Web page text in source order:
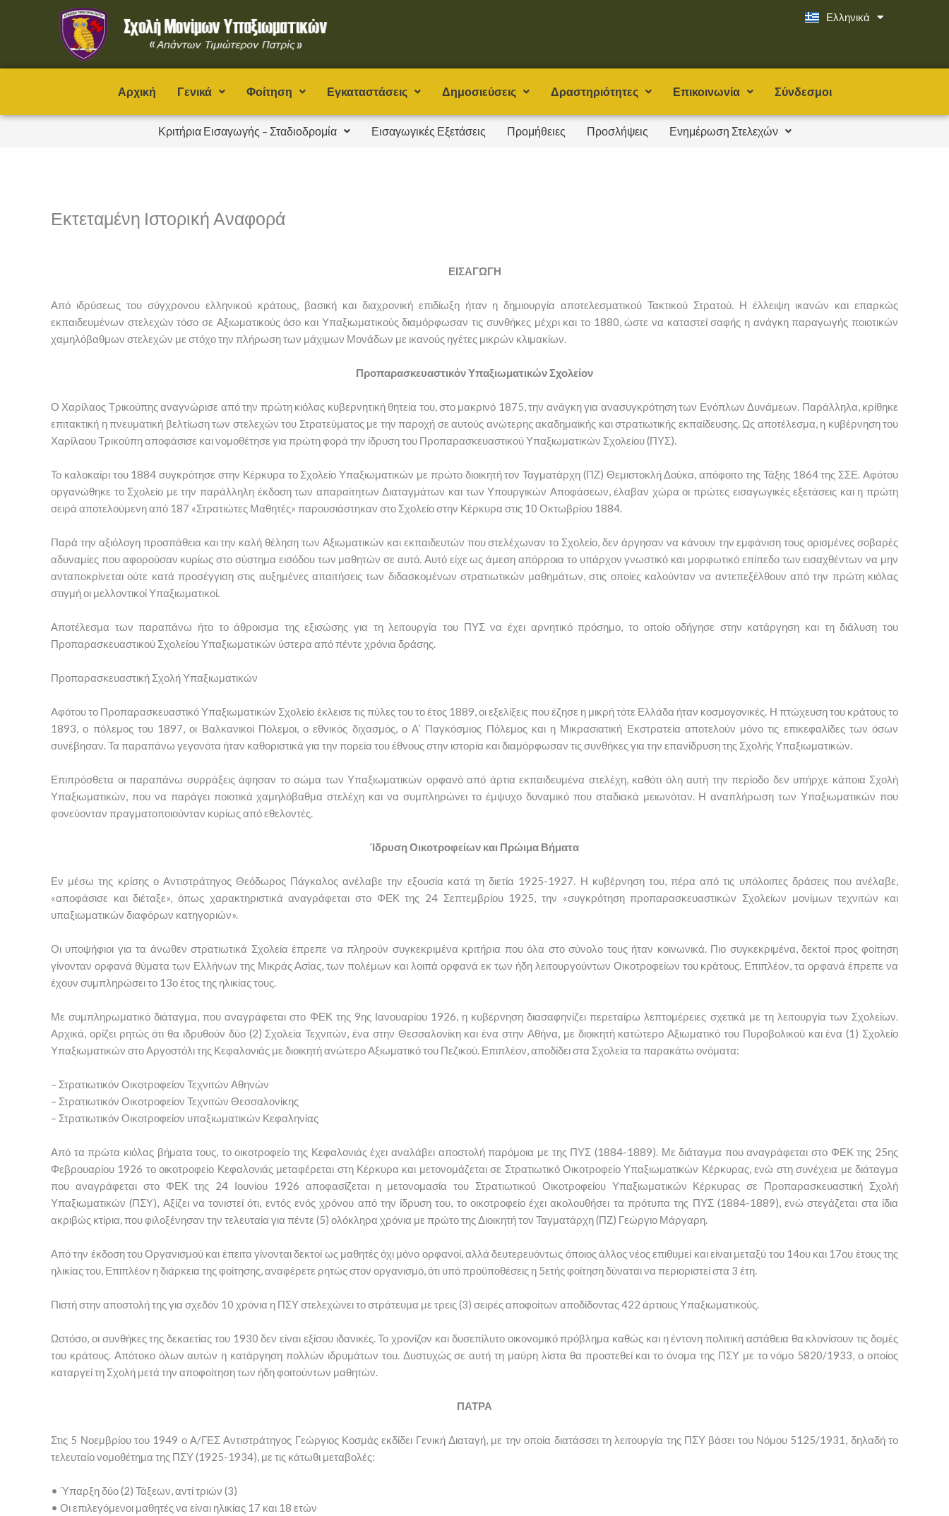
Ελληνικά
English
Αρχική Γενικά Φοίτηση Εγκαταστάσεις Δημοσιεύσεις Δραστηριότητες Επικοινωνία Σύνδεσμοι
Κριτήρια Εισαγωγής – Σταδιοδρομία Εισαγωγικές Εξετάσεις Προμήθειες Προσλήψεις Ενημέρωση Στελεχών
Εκτεταμένη Ιστορική Αναφορά
ΕΙΣΑΓΩΓΗ
Από ιδρύσεως του σύγχρονου ελληνικού κράτους, βασική και διαχρονική επιδίωξη ήταν η δημιουργία αποτελεσματικού Τακτικού Στρατού. Η έλλειψη ικανών και επαρκώς
εκπαιδευμένων στελεχών τόσο σε Αξιωματικούς όσο και Υπαξιωματικούς διαμόρφωσαν τις συνθήκες μέχρι και το 1880, ώστε να καταστεί σαφής η ανάγκη παραγωγής ποιοτικών
χαμηλόβαθμων στελεχών με στόχο την πλήρωση των μάχιμων Μονάδων με ικανούς ηγέτες μικρών κλιμακίων.
Προπαρασκευαστικόν Υπαξιωματικών Σχολείον
Ο Χαρίλαος Τρικούπης αναγνώρισε από την πρώτη κιόλας κυβερνητική θητεία του, στο μακρινό 1875, την ανάγκη για ανασυγκρότηση των Ενόπλων Δυνάμεων. Παράλληλα, κρίθηκε
επιτακτική η πνευματική βελτίωση των στελεχών του Στρατεύματος με την παροχή σε αυτούς ανώτερης ακαδημαϊκής και στρατιωτικής εκπαίδευσης. Ως αποτέλεσμα, η κυβέρνηση του
Χαρίλαου Τρικούπη αποφάσισε και νομοθέτησε για πρώτη φορά την ίδρυση του Προπαρασκευαστικού Υπαξιωματικών Σχολείου (ΠΥΣ).
Το καλοκαίρι του 1884 συγκρότησε στην Κέρκυρα το Σχολείο Υπαξιωματικών με πρώτο διοικητή τον Ταγματάρχη (ΠΖ) Θεμιστοκλή Δούκα, απόφοιτο της Τάξης 1864 της ΣΣΕ. Αφότου
οργανώθηκε το Σχολείο με την παράλληλη έκδοση των απαραίτητων Διαταγμάτων και των Υπουργικών Αποφάσεων, έλαβαν χώρα οι πρώτες εισαγωγικές εξετάσεις και η πρώτη
σειρά αποτελούμενη από 187 «Στρατιώτες Μαθητές» παρουσιάστηκαν στο Σχολείο στην Κέρκυρα στις 10 Οκτωβρίου 1884.
Παρά την αξιόλογη προσπάθεια και την καλή θέληση των Αξιωματικών και εκπαιδευτών που στελέχωναν το Σχολείο, δεν άργησαν να κάνουν την εμφάνιση τους ορισμένες σοβαρές
αδυναμίες που αφορούσαν κυρίως στο σύστημα εισόδου των μαθητών σε αυτό. Αυτό είχε ως άμεση απόρροια το υπάρχον γνωστικό και μορφωτικό επίπεδο των εισαχθέντων να μην
ανταποκρίνεται ούτε κατά προσέγγιση στις αυξημένες απαιτήσεις των διδασκομένων στρατιωτικών μαθημάτων, στις οποίες καλούνταν να αντεπεξέλθουν από την πρώτη κιόλας
στιγμή οι μελλοντικοί Υπαξιωματικοί.
Αποτέλεσμα των παραπάνω ήτο το άθροισμα της εξισώσης για τη λειτουργία του ΠΥΣ να έχει αρνητικό πρόσημο, το οποίο οδήγησε στην κατάργηση και τη διάλυση του
Προπαρασκευαστικού Σχολείου Υπαξιωματικών ύστερα από πέντε χρόνια δράσης.
Προπαρασκευαστική Σχολή Υπαξιωματικών
Αφότου το Προπαρασκευαστικό Υπαξιωματικών Σχολείο έκλεισε τις πύλες του το έτος 1889, οι εξελίξεις που έζησε η μικρή τότε Ελλάδα ήταν κοσμογονικές. Η πτώχευση του κράτους το
1893, ο πόλεμος του 1897, οι Βαλκανικοί Πόλεμοι, ο εθνικός διχασμός, ο Α’ Παγκόσμιος Πόλεμος και η Μικρασιατική Εκστρατεία αποτελούν μόνο τις επικεφαλίδες των όσων
συνέβησαν. Τα παραπάνω γεγονότα ήταν καθοριστικά για την πορεία του έθνους στην ιστορία και διαμόρφωσαν τις συνθήκες για την επανίδρυση της Σχολής Υπαξιωματικών.
Επιπρόσθετα οι παραπάνω συρράξεις άφησαν το σώμα των Υπαξιωματικών ορφανό από άρτια εκπαιδευμένα στελέχη, καθότι όλη αυτή την περίοδο δεν υπήρχε κάποια Σχολή
Υπαξιωματικών, που να παράγει ποιοτικά χαμηλόβαθμα στελέχη και να συμπληρώνει το έμψυχο δυναμικό που σταδιακά μειωνόταν. Η αναπλήρωση των Υπαξιωματικών που
φονεύονταν πραγματοποιούνταν κυρίως από εθελοντές.
Ίδρυση Οικοτροφείων και Πρώιμα Βήματα
Εν μέσω της κρίσης ο Αντιστράτηγος Θεόδωρος Πάγκαλος ανέλαβε την εξουσία κατά τη διετία 1925-1927. Η κυβέρνηση του, πέρα από τις υπόλοιπες δράσεις που ανέλαβε,
«αποφάσισε και διέταξε», όπως χαρακτηριστικά αναγράφεται στο ΦΕΚ της 24 Σεπτεμβρίου 1925, την «συγκρότηση προπαρασκευαστικών Σχολείων μονίμων τεχνιτών και
υπαξιωματικών διαφόρων κατηγοριών».
Οι υποψήφιοι για τα άνωθεν στρατιωτικά Σχολεία έπρεπε να πληρούν συγκεκριμένα κριτήρια που όλα στο σύνολο τους ήταν κοινωνικά. Πιο συγκεκριμένα, δεκτοί προς φοίτηση
γίνονταν ορφανά θύματα των Ελλήνων της Μικράς Ασίας, των πολέμων και λοιπά ορφανά εκ των ήδη λειτουργούντων Οικοτροφείων του κράτους. Επιπλέον, τα ορφανά έπρεπε να
έχουν συμπληρώσει το 13ο έτος της ηλικίας τους.
Με συμπληρωματικό διάταγμα, που αναγράφεται στο ΦΕΚ της 9ης Ιανουαρίου 1926, η κυβέρνηση διασαφηνίζει περεταίρω λεπτομέρειες σχετικά με τη λειτουργία των Σχολείων.
Αρχικά, ορίζει ρητώς ότι θα ιδρυθούν δύο (2) Σχολεία Τεχνιτών, ένα στην Θεσσαλονίκη και ένα στην Αθήνα, με διοικητή κατώτερο Αξιωματικό του Πυροβολικού και ένα (1) Σχολείο
Υπαξιωματικών στο Αργοστόλι της Κεφαλονιάς με διοικητή ανώτερο Αξιωματικό του Πεζικού. Επιπλέον, αποδίδει στα Σχολεία τα παρακάτω ονόματα:
– Στρατιωτικόν Οικοτροφείον Τεχνιτών Αθηνών
– Στρατιωτικόν Οικοτροφείον Τεχνιτών Θεσσαλονίκης
– Στρατιωτικόν Οικοτροφείον υπαξιωματικών Κεφαληνίας
Από τα πρώτα κιόλας βήματα τους, το οικοτροφείο της Κεφαλονιάς έχει αναλάβει αποστολή παρόμοια με της ΠΥΣ (1884-1889). Με διάταγμα που αναγράφεται στο ΦΕΚ της 25ης
Φεβρουαρίου 1926 το οικοτροφείο Κεφαλονιάς μεταφέρεται στη Κέρκυρα και μετονομάζεται σε Στρατιωτικό Οικοτροφείο Υπαξιωματικών Κέρκυρας, ενώ στη συνέχεια με διάταγμα
που αναγράφεται στο ΦΕΚ της 24 Ιουνίου 1926 αποφασίζεται η μετονομασία του Στρατιωτικού Οικοτροφείου Υπαξιωματικών Κέρκυρας σε Προπαρασκευαστική Σχολή
Υπαξιωματικών (ΠΣΥ), Αξίζει να τονιστεί ότι, εντός ενός χρόνου από την ίδρυση του, το οικοτροφείο έχει ακολουθήσει τα πρότυπα της ΠΥΣ (1884-1889), ενώ στεγάζεται στα ίδια
ακριβώς κτίρια, που φιλοξένησαν την τελευταία για πέντε (5) ολόκληρα χρόνια με πρώτο της Διοικητή τον Ταγματάρχη (ΠΖ) Γεώργιο Μάργαρη.
Από την έκδοση του Οργανισμού και έπειτα γίνονται δεκτοί ως μαθητές όχι μόνο ορφανοί, αλλά δευτερευόντως όποιος άλλος νέος επιθυμεί και είναι μεταξύ του 14ου και 17ου έτους της
ηλικίας του, Επιπλέον η διάρκεια της φοίτησης, αναφέρετε ρητώς στον οργανισμό, ότι υπό προϋποθέσεις η 5ετής φοίτηση δύναται να περιοριστεί στα 3 έτη.
Πιστή στην αποστολή της για σχεδόν 10 χρόνια η ΠΣΥ στελεχώνει το στράτευμα με τρεις (3) σειρές αποφοίτων αποδίδοντας 422 άρτιους Υπαξιωματικούς.
Ωστόσο, οι συνθήκες της δεκαετίας του 1930 δεν είναι εξίσου ιδανικές. Το χρονίζον και δυσεπίλυτο οικονομικό πρόβλημα καθώς και η έντονη πολιτική αστάθεια θα κλονίσουν τις δομές
του κράτους. Απότοκο όλων αυτών η κατάργηση πολλών ιδρυμάτων του. Δυστυχώς σε αυτή τη μαύρη λίστα θα προστεθεί και το όνομα της ΠΣΥ με το νόμο 5820/1933, ο οποίος
καταργεί τη Σχολή μετά την αποφοίτηση των ήδη φοιτούντων μαθητών.
ΠΑΤΡΑ
Στις 5 Νοεμβρίου του 1949 ο Α/ΓΕΣ Αντιστράτηγος Γεώργιος Κοσμάς εκδίδει Γενική Διαταγή, με την οποία διατάσσει τη λειτουργία της ΠΣΥ βάσει του Νόμου 5125/1931, δηλαδή το
τελευταίο νομοθέτημα της ΠΣΥ (1925-1934), με τις κάτωθι μεταβολές:
• Ύπαρξη δύο (2) Τάξεων, αντί τριών (3)
• Οι επιλεγόμενοι μαθητές να είναι ηλικίας 17 και 18 ετών